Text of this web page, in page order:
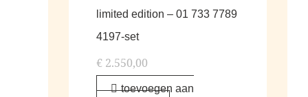
limited edition – 01 733 7789
4197-set
€ 2.550,00
toevoegen aan